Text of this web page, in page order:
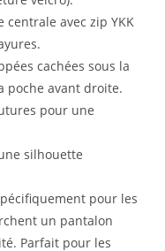
centrale avec zip YKK
cachées sous la
poche avant droite.
pour une
silhouette
pour les
un pantalon
Parfait pour les